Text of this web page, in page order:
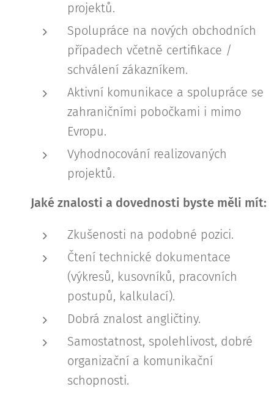
projektů.
Spolupráce na nových obchodních
případech včetně certifikace /
schválení zákazníkem.
Aktivní komunikace a spolupráce se
zahraničními pobočkami i mimo
Evropu.
Vyhodnocování realizovaných
projektů.
Jaké znalosti a dovednosti byste měli mít:
Zkušenosti na podobné pozici.
Čtení technické dokumentace
(výkresů, kusovníků, pracovních
postupů, kalkulací).
Dobrá znalost angličtiny.
Samostatnost, spolehlivost, dobré
organizační a komunikační
schopnosti.